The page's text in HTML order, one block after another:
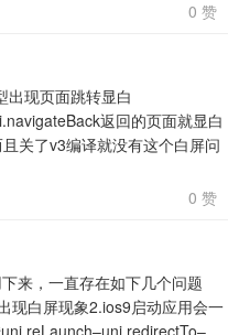
0 赞
现页面跳转显白
返回的页面就显白
关了v3编译就没有这个白屏问
0 赞
来，一直存在如下几个问题
现白屏现象2.ios9启动应用会一